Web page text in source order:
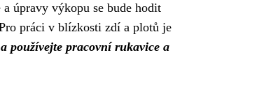
úpravy výkopu se bude hodit
práci v blízkosti zdí a plotů je
používejte pracovní rukavice a